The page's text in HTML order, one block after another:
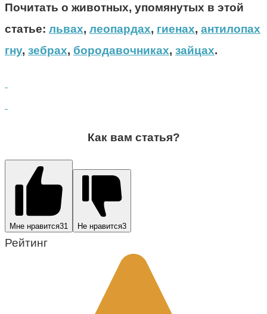
Почитать о животных, упомянутых в этой
статье: львах, леопардах, гиенах, антилопах
гну, зебрах, бородавочниках, зайцах.
Как вам статья?
Мне нравится31 Не нравится3
Рейтинг